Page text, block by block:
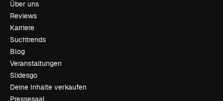
Über uns
Reviews
Karriere
Suchtrends
Blog
Veranstaltungen
Slidesgo
Deine Inhalte verkaufen
Pressesaal